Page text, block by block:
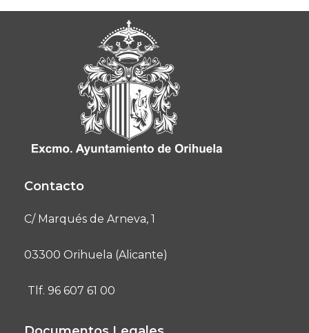
Contacto
C/ Marqués de Arneva, 1
03300 Orihuela (Alicante)
Tlf. 96 607 61 00